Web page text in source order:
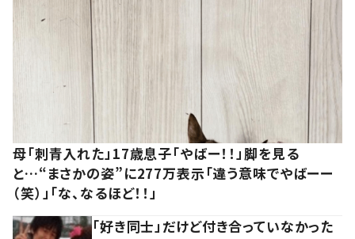
母「刺青入れた」17歳息子「やばー！！」脚を見る
と…“まさかの姿”に277万表示「違う意味でやばーー
（笑）」「な、なるほど！！」
「好き同士」だけど付き合っていなかった